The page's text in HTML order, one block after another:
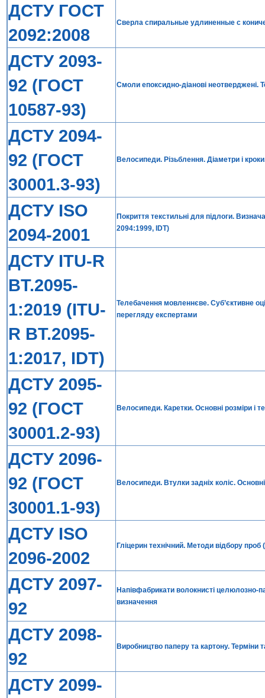
ДСТУ ГОСТ
2092:2008
Сверла спиральные удлиненные с
ДСТУ 2093-
92 (ГОСТ
10587-93)
Смоли епоксидно-діанові неотверджені.
ДСТУ 2094-
92 (ГОСТ
30001.3-93)
Велосипеди. Різьблення. Діаметри і
ДСТУ ISO
2094-2001
Покриття текстильні для підлоги.
2094:1999, IDT)
ДСТУ ITU-R
BT.2095-
1:2019 (ITU-
R BT.2095-
1:2017, IDT)
Телебачення мовленнєве. Суб’єктивне
перегляду експертами
ДСТУ 2095-
92 (ГОСТ
30001.2-93)
Велосипеди. Каретки. Основні розміри і
ДСТУ 2096-
92 (ГОСТ
30001.1-93)
Велосипеди. Втулки задніх коліс. Основні
ДСТУ ISO
2096-2002
Гліцерин технічний. Методи відбору проб
ДСТУ 2097-
92
Напівфабрикати волокнисті целюлозно-
визначення
ДСТУ 2098-
92
Виробництво паперу та картону. Терміни
ДСТУ 2099-